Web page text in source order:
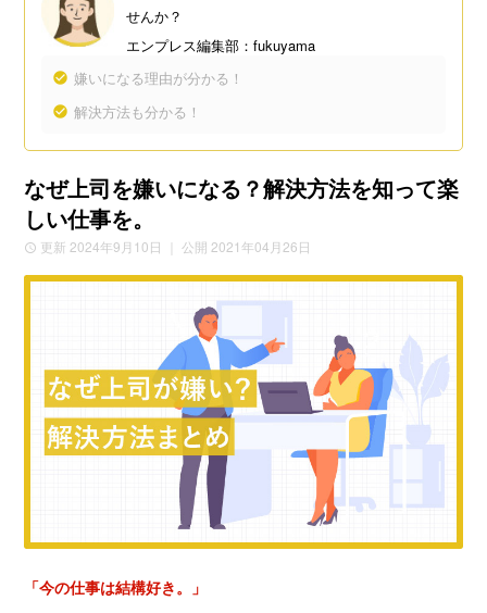
せんか？
エンプレス編集部：fukuyama
嫌いになる理由が分かる！
解決方法も分かる！
なぜ上司を嫌いになる？解決方法を知って楽
しい仕事を。
更新 2024年9月10日 ｜ 公開 2021年04月26日
「今の仕事は結構好き。」